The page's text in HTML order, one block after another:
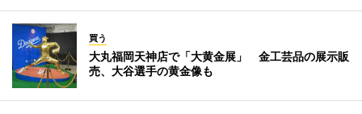
買う
大丸福岡天神店で「大黄金展」 金工芸品の展示販
売、大谷選手の黄金像も